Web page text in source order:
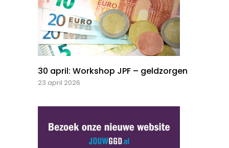
30 april: Workshop JPF – geldzorgen
23 april 2026